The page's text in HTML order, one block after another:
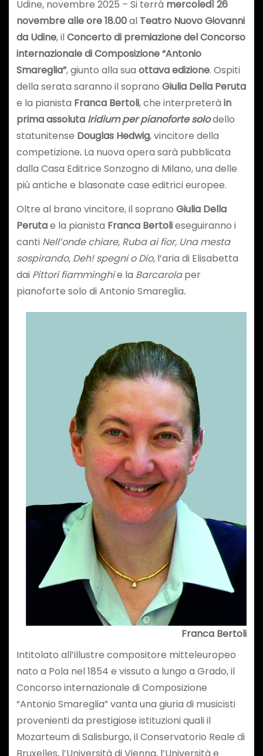
Udine, novembre 2025 – Si terrà mercoledì 26
novembre alle ore 18.00al Teatro Nuovo Giovanni
da Udine, ilConcerto di premiazione del Concorso
internazionale di Composizione “Antonio
Smareglia”, giunto alla sua ottava edizione. Ospiti
della serata saranno il soprano Giulia Della Peruta
e la pianista Franca Bertoli, che interpreterà in
prima assoluta Iridium per pianoforte solodello
statunitense Douglas Hedwig, vincitore della
competizione.La nuova opera sarà pubblicata
dalla Casa Editrice Sonzogno di Milano, una delle
più antiche e blasonate case editrici europee.
Oltre al brano vincitore, il soprano Giulia Della
Perutae la pianista Franca Bertolieseguiranno i
canti Nell’onde chiare, Ruba ai fior, Una mesta
sospirando, Deh! spegni o Dio, l’aria di Elisabetta
daiPittori fiamminghie la Barcarolaper
pianoforte solo di Antonio Smareglia.
Franca Bertoli
Intitolato all’illustre compositore mitteleuropeo
nato a Pola nel 1854 e vissuto a lungo a Grado, il
Concorso internazionale di Composizione
“Antonio Smareglia” vanta una giuria di musicisti
provenienti da prestigiose istituzioni quali il
Mozarteum di Salisburgo, il Conservatorio Reale di
Bruxelles, l’Università di Vienna, l’Università e